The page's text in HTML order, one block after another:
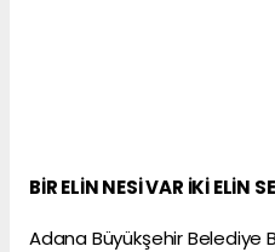
BİR ELİN NESİ VAR İKİ ELİN
Adana Büyükşehir Belediye